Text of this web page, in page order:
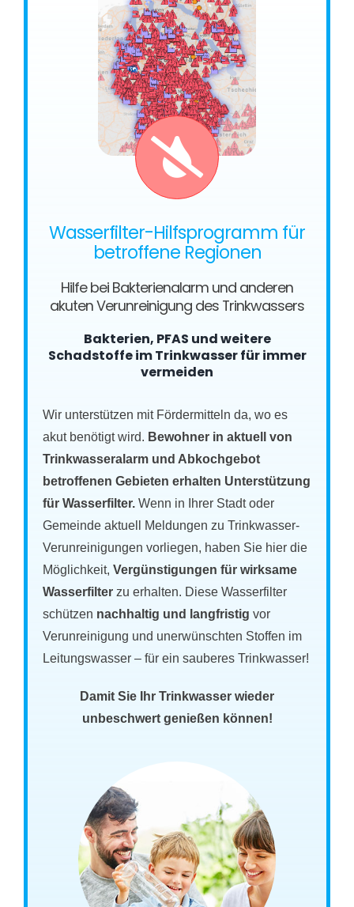
Wasserfilter-Hilfsprogramm für
betroffene Regionen
Hilfe bei Bakterienalarm und anderen
akuten Verunreinigung des Trinkwassers
Bakterien, PFAS und weitere
Schadstoffe im Trinkwasser für immer
vermeiden
Wir unterstützen mit Fördermitteln da, wo es
akut benötigt wird. Bewohner in aktuell von
Trinkwasseralarm und Abkochgebot
betroffenen Gebieten erhalten Unterstützung
für Wasserfilter.Wenn in Ihrer Stadt oder
Gemeinde aktuell Meldungen zu Trinkwasser-
Verunreinigungen vorliegen, haben Sie hier die
Möglichkeit,Vergünstigungen für wirksame
Wasserfilter zu erhalten. Diese Wasserfilter
schützen nachhaltig und langfristig vor
Verunreinigung und unerwünschten Stoffen im
Leitungswasser – für ein sauberes Trinkwasser!
Damit Sie Ihr Trinkwasser wieder
unbeschwert genießen können!